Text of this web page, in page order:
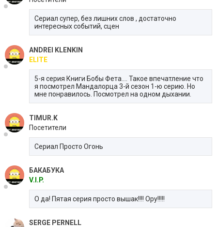
Сериал супер, без лишних слов , достаточно
интересных событий, сцен
ANDREI KLENKIN
ELITE
5-я серия Книги Бобы Фета.... Такое впечатление что
я посмотрел Мандалорца 3-й сезон 1-ю серию. Но
мне понравилось. Посмотрел на одном дыхании.
TIMUR.K
Посетители
Сериал Просто Огонь
БАКАБУКА
V.I.P.
О да! Пятая серия просто вышак!!!! Ору!!!!!
SERGE PERNELL